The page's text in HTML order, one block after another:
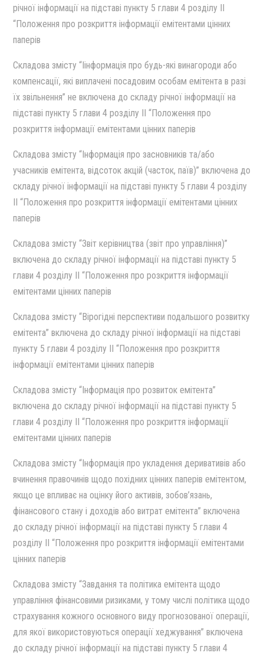
рiчної iнформацiї на пiдставi пункту 5 глави 4 роздiлу II
“Положення про розкриття iнформацiї емiтентами цiнних
паперiв
Cкладова змiсту “Iiнформацiя про будь-якi винагороди або
компенсацiї, якi виплаченi посадовим особам емiтента в разi
їх звiльнення” не включена до складу рiчної iнформацiї на
пiдставi пункту 5 глави 4 роздiлу II “Положення про
розкриття iнформацiї емiтентами цiнних паперiв
Cкладова змiсту “Iнформацiя про засновникiв та/або
учасникiв емiтента, вiдсоток акцiй (часток, паїв)” включена до
складу рiчної iнформацiї на пiдставi пункту 5 глави 4 роздiлу
II “Положення про розкриття iнформацiї емiтентами цiнних
паперiв
Cкладова змiсту “Звiт керiвництва (звiт про управлiння)”
включена до складу рiчної iнформацiї на пiдставi пункту 5
глави 4 роздiлу II “Положення про розкриття iнформацiї
емiтентами цiнних паперiв
Cкладова змiсту “Вiрогiднi перспективи подальшого розвитку
емiтента” включена до складу рiчної iнформацiї на пiдставi
пункту 5 глави 4 роздiлу II “Положення про розкриття
iнформацiї емiтентами цiнних паперiв
Cкладова змiсту “Iнформацiя про розвиток емiтента”
включена до складу рiчної iнформацiї на пiдставi пункту 5
глави 4 роздiлу II “Положення про розкриття iнформацiї
емiтентами цiнних паперiв
Cкладова змiсту “Iнформацiя про укладення деривативiв або
вчинення правочинiв щодо похiдних цiнних паперiв емiтентом,
якщо це впливає на оцiнку його активiв, зобов’язань,
фiнансового стану i доходiв або витрат емiтента” включена
до складу рiчної iнформацiї на пiдставi пункту 5 глави 4
роздiлу II “Положення про розкриття iнформацiї емiтентами
цiнних паперiв
Cкладова змiсту “Завдання та полiтика емiтента щодо
управлiння фiнансовими ризиками, у тому числi полiтика щодо
страхування кожного основного виду прогнозованої операцiї,
для якої використовуються операцiї хеджування” включена
до складу рiчної iнформацiї на пiдставi пункту 5 глави 4